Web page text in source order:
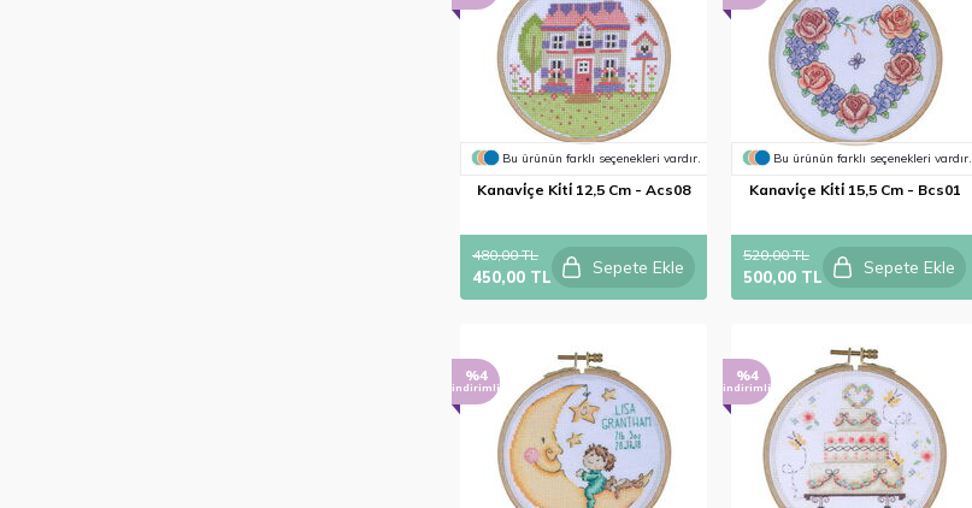
Bu ürünün farklı seçenekleri vardır.
Kanavi̇çe Ki̇ti̇ 12,5 Cm - Acs08
480,00 TL
450,00 TL Sepete Ekle
Bu ürünün farklı seçenekleri vardır.
Kanavi̇çe Ki̇ti̇ 15,5 Cm - Bcs01
520,00 TL
500,00 TL Sepete Ekle
%4
indirimli
%4
indirimli